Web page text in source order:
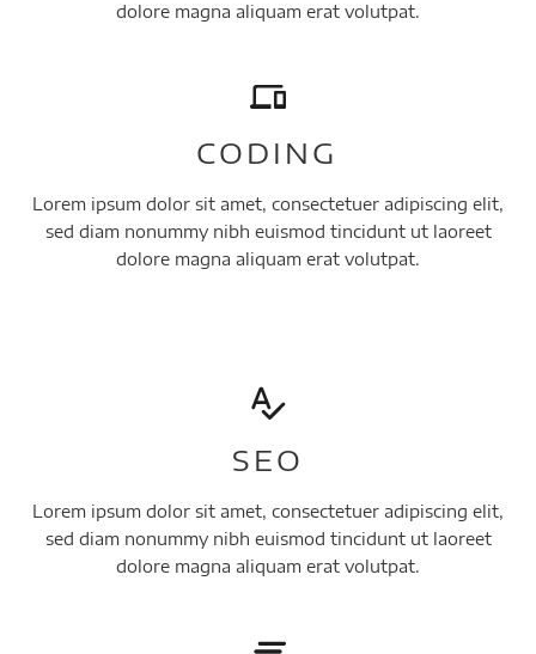
dolore magna aliquam erat volutpat.
CODING
Lorem ipsum dolor sit amet, consectetuer adipiscing elit,
sed diam nonummy nibh euismod tincidunt ut laoreet
dolore magna aliquam erat volutpat.
SEO
Lorem ipsum dolor sit amet, consectetuer adipiscing elit,
sed diam nonummy nibh euismod tincidunt ut laoreet
dolore magna aliquam erat volutpat.